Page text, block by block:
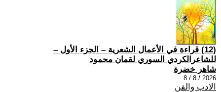
(12) قراءة في الأعمال الشعرية – الجزء الأول –
للشاعرالكردي السوري لقمان محمود
شاهر خضرة
2026 / 8 / 8
الادب والفن